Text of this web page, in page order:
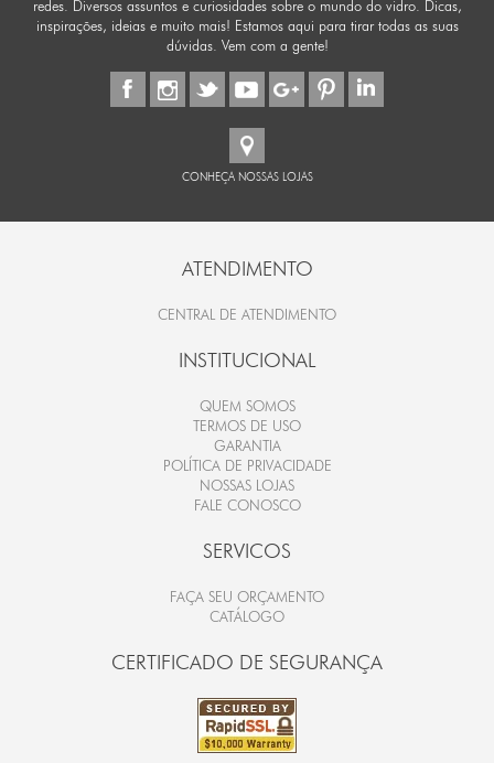
redes. Diversos assuntos e curiosidades sobre o mundo do vidro. Dicas,
inspirações, ideias e muito mais! Estamos aqui para tirar todas as suas
dúvidas. Vem com a gente!
CONHEÇA NOSSAS LOJAS
ATENDIMENTO
CENTRAL DE ATENDIMENTO
INSTITUCIONAL
QUEM SOMOS
TERMOS DE USO
GARANTIA
POLÍTICA DE PRIVACIDADE
NOSSAS LOJAS
FALE CONOSCO
SERVICOS
FAÇA SEU ORÇAMENTO
CATÁLOGO
CERTIFICADO DE SEGURANÇA